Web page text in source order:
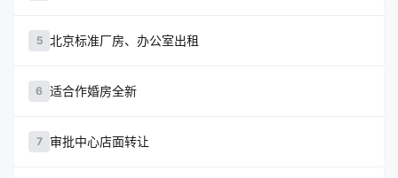
5 北京标准厂房、办公室出租
6 适合作婚房全新
7 审批中心店面转让